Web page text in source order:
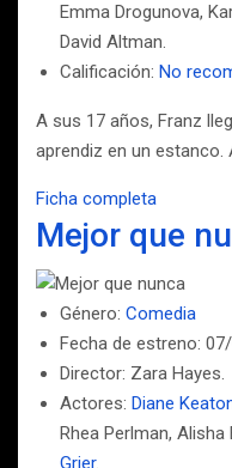
Emma Drogunova,
David Altman.
Calificación: No
A sus 17 años, Franz
aprendiz en un estanco.
Ficha completa
Mejor que
Género: Comedia
Fecha de estreno:
Director: Zara Hayes.
Actores: Diane
Rhea Perlman,
Grier.